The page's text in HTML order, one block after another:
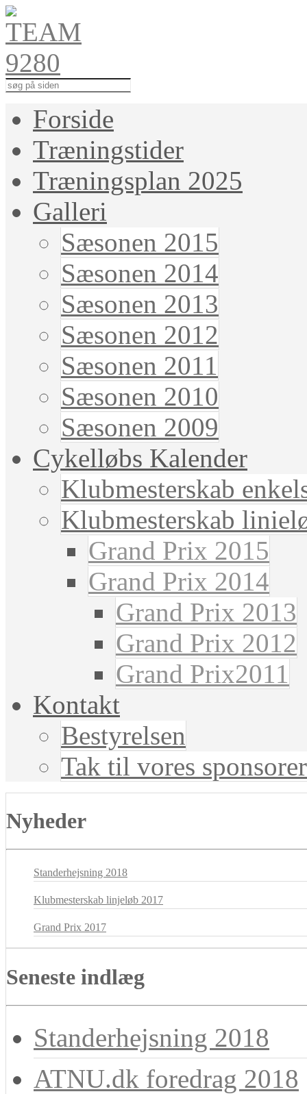
Forside
Træningstider
Træningsplan 2025
Galleri
Sæsonen 2015
Sæsonen 2014
Sæsonen 2013
Sæsonen 2012
Sæsonen 2011
Sæsonen 2010
Sæsonen 2009
Cykelløbs Kalender
Klubmesterskab
Klubmesterskab
Grand Prix 2015
Grand Prix 2014
Grand Prix 2013
Grand Prix 2012
Grand Prix2011
Kontakt
Bestyrelsen
Tak til vores sponsorer
Nyheder
Standerhejsning 2018
Klubmesterskab linjeløb 2017
Grand Prix 2017
Seneste indlæg
Standerhejsning 2018
ATNU.dk foredrag 2018